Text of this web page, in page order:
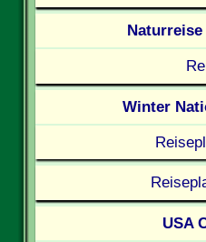
Winter
USA